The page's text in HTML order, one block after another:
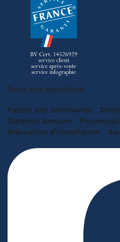
Foire aux questions
Passer une commande
Garantie barnum
Précaution d'installation